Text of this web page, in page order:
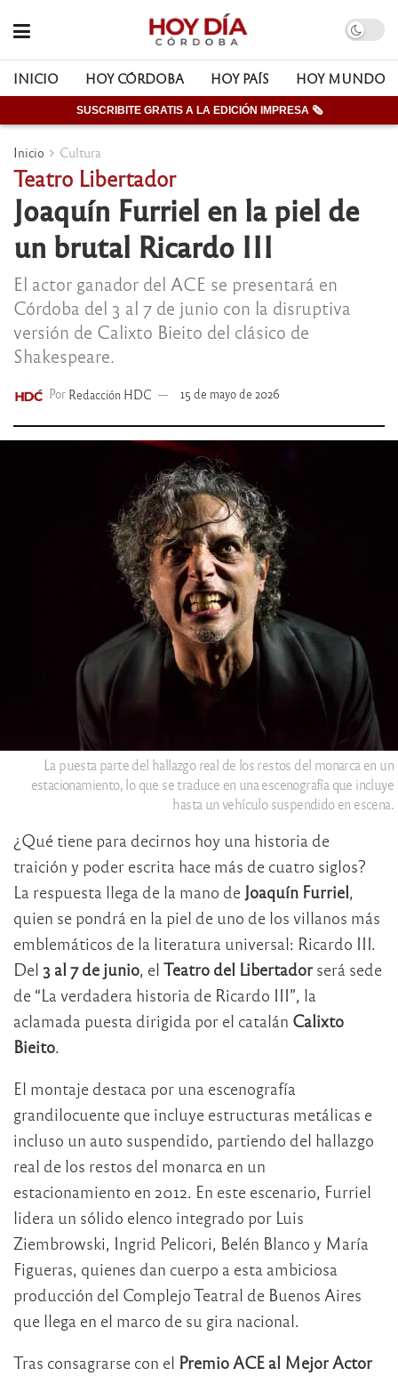
INICIO HOY CÓRDOBA HOY PAÍS HOY MUNDO
SUSCRIBITE GRATIS A LA EDICIÓN IMPRESA 🗞
Inicio Cultura
Teatro Libertador
Joaquín Furriel en la piel de
un brutal Ricardo III
El actor ganador del ACE se presentará en
Córdoba del 3 al 7 de junio con la disruptiva
versión de Calixto Bieito del clásico de
Shakespeare.
Por Redacción HDC 15 de mayo de 2026
La puesta parte del hallazgo real de los restos del monarca en un
estacionamiento, lo que se traduce en una escenografía que incluye
hasta un vehículo suspendido en escena.
¿Qué tiene para decirnos hoy una historia de
traición y poder escrita hace más de cuatro siglos?
La respuesta llega de la mano de Joaquín Furriel,
quien se pondrá en la piel de uno de los villanos más
emblemáticos de la literatura universal: Ricardo III.
Del 3 al 7 de junio, el Teatro del Libertador será sede
de “La verdadera historia de Ricardo III”, la
aclamada puesta dirigida por el catalán Calixto
Bieito.
El montaje destaca por una escenografía
grandilocuente que incluye estructuras metálicas e
incluso un auto suspendido, partiendo del hallazgo
real de los restos del monarca en un
estacionamiento en 2012. En este escenario, Furriel
lidera un sólido elenco integrado por Luis
Ziembrowski, Ingrid Pelicori, Belén Blanco y María
Figueras, quienes dan cuerpo a esta ambiciosa
producción del Complejo Teatral de Buenos Aires
que llega en el marco de su gira nacional.
Tras consagrarse con el Premio ACE al Mejor Actor